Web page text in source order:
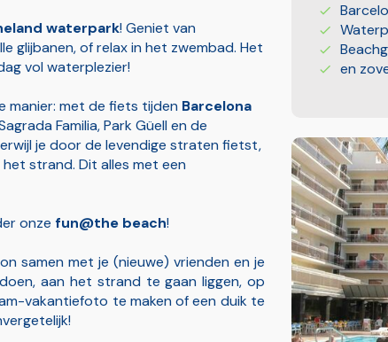
waterpark! Geniet van
glijbanen, of relax in het zwembad. Het
vol waterplezier!
manier: met de fiets tijden Barcelona
Familia, Park Güell en de
je door de levendige straten fietst,
strand. Dit alles met een
onze fun@the beach!
samen met je (nieuwe) vrienden en je
aan het strand te gaan liggen, op
vakantiefoto te maken of een duik te
en